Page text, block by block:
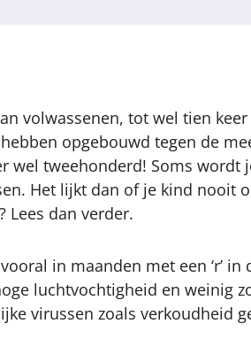
Content
volwassenen, tot wel tien
opgebouwd tegen de
wel tweehonderd! Soms wordt
Het lijkt dan of je kind nooit
Lees dan verder.
in maanden met een ‘r’
luchtvochtigheid en weinig
virussen zoals verkoudheid